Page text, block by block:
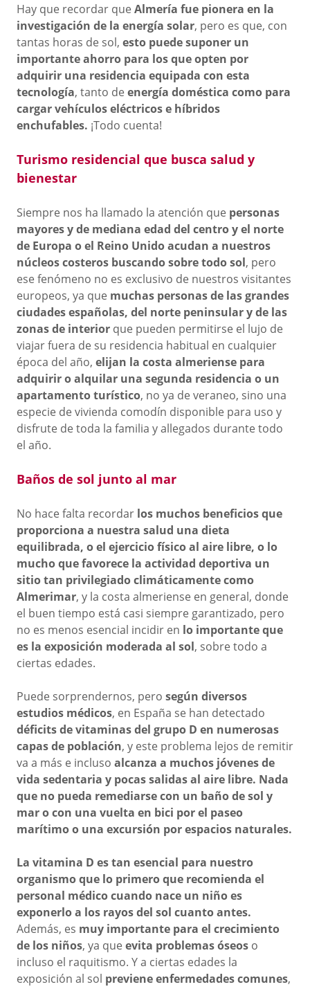
Hay que recordar que Almería fue pionera en la
investigación de la energía solar, pero es que, con
tantas horas de sol, esto puede suponer un
importante ahorro para los que opten por
adquirir una residencia equipada con esta
tecnología, tanto de energía doméstica como para
cargar vehículos eléctricos e híbridos
enchufables. ¡Todo cuenta!
Turismo residencial que busca salud y
bienestar
Siempre nos ha llamado la atención que personas
mayores y de mediana edad del centro y el norte
de Europa o el Reino Unido acudan a nuestros
núcleos costeros buscando sobre todo sol, pero
ese fenómeno no es exclusivo de nuestros visitantes
europeos, ya que muchas personas de las grandes
ciudades españolas, del norte peninsular y de las
zonas de interior que pueden permitirse el lujo de
viajar fuera de su residencia habitual en cualquier
época del año, elijan la costa almeriense para
adquirir o alquilar una segunda residencia o un
apartamento turístico, no ya de veraneo, sino una
especie de vivienda comodín disponible para uso y
disfrute de toda la familia y allegados durante todo
el año.
Baños de sol junto al mar
No hace falta recordar los muchos beneficios que
proporciona a nuestra salud una dieta
equilibrada, o el ejercicio físico al aire libre, o lo
mucho que favorece la actividad deportiva un
sitio tan privilegiado climáticamente como
Almerimar, y la costa almeriense en general, donde
el buen tiempo está casi siempre garantizado, pero
no es menos esencial incidir en lo importante que
es la exposición moderada al sol, sobre todo a
ciertas edades.
Puede sorprendernos, pero según diversos
estudios médicos, en España se han detectado
déficits de vitaminas del grupo D en numerosas
capas de población, y este problema lejos de remitir
va a más e incluso alcanza a muchos jóvenes de
vida sedentaria y pocas salidas al aire libre. Nada
que no pueda remediarse con un baño de sol y
mar o con una vuelta en bici por el paseo
marítimo o una excursión por espacios naturales.
La vitamina D es tan esencial para nuestro
organismo que lo primero que recomienda el
personal médico cuando nace un niño es
exponerlo a los rayos del sol cuanto antes.
Además, es muy importante para el crecimiento
de los niños, ya que evita problemas óseos o
incluso el raquitismo. Y a ciertas edades la
exposición al sol previene enfermedades comunes,